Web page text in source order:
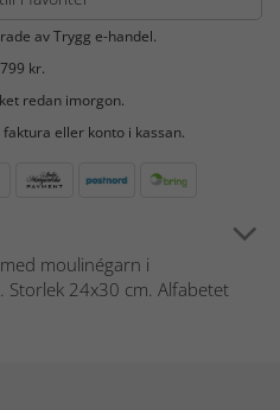
av Trygg e-handel.
kr.
redan imorgon.
faktura eller konto i kassan.
moulinégarn i
24x30 cm. Alfabetet